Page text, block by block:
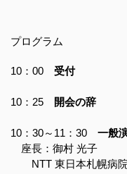
プログラム
10：00 受付
10：25 開会の辞
10：30～11：30 一般
座長：御村 光子
NTT 東日本札幌病院